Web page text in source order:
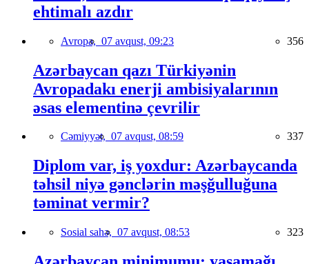
ehtimalı azdır
Avropa, 07 avqust, 09:23 356
Azərbaycan qazı Türkiyənin
Avropadakı enerji ambisiyalarının
əsas elementinə çevrilir
Cəmiyyət, 07 avqust, 08:59 337
Diplom var, iş yoxdur: Azərbaycanda
təhsil niyə gənclərin məşğulluğuna
təminat vermir?
Sosial sahə, 07 avqust, 08:53 323